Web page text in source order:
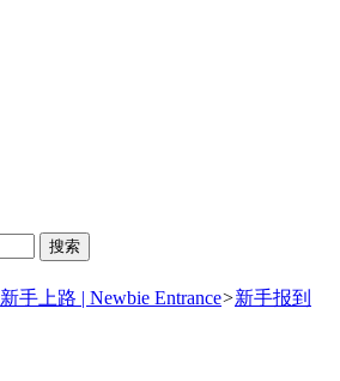
搜索
新手上路 | Newbie Entrance>新手报到